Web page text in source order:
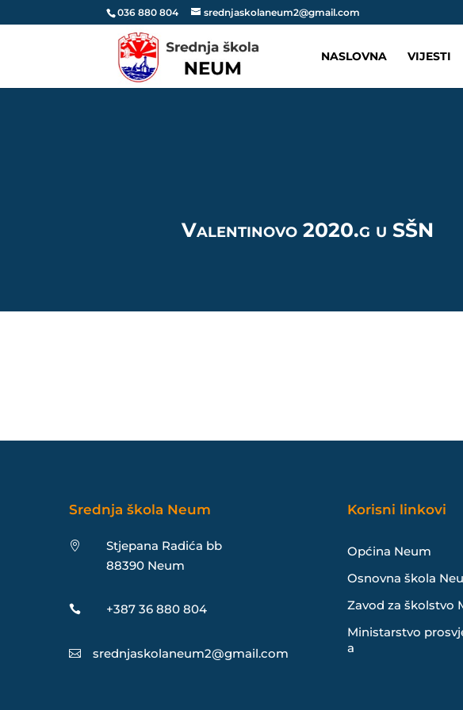
036 880 804 srednjaskolaneum2@gmail.com
NASLOVNA VIJESTI
Valentinovo 2020.g u SŠN
Srednja škola Neum

Stjepana Radića bb
88390 Neum
 +387 36 880 804
 srednjaskolaneum2@gmail.com
Korisni linkovi
Općina Neum
Osnovna škola
Zavod za školstvo
Ministarstvo
a